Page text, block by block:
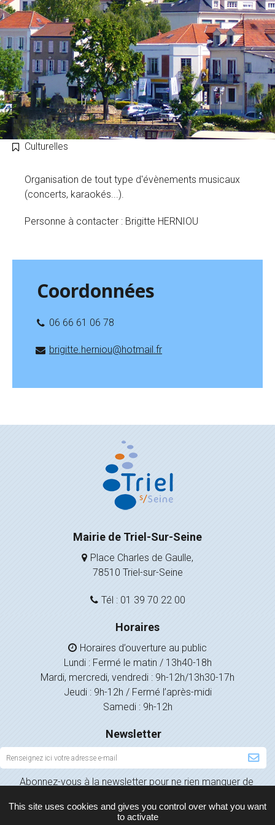
Culturelles
Organisation de tout type d'évènements musicaux
(concerts, karaokés...).
Personne à contacter : Brigitte HERNIOU
Coordonnées
06 66 61 06 78
brigitte.herniou@hotmail.fr
Mairie de Triel-Sur-Seine
Place Charles de Gaulle,
78510 Triel-sur-Seine
Tél : 01 39 70 22 00
Horaires
Horaires d’ouverture au public
Lundi : Fermé le matin / 13h40-18h
Mardi, mercredi, vendredi : 9h-12h/13h30-17h
Jeudi : 9h-12h / Fermé l’après-midi
Samedi : 9h-12h
Newsletter
Inscription
à
la
Abonnez-vous à la newsletter pour ne rien manquer de
This site uses cookies and gives you control over what you want
to activate